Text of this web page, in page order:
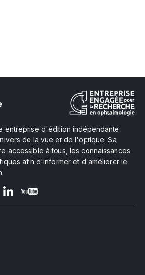
entreprise d'édition indépendante
de la vue et de l'optique. Sa
accessible à tous, les connaissances
afin d'informer et d'améliorer le